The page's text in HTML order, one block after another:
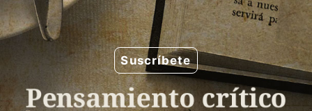
Saltar
al
contenido
Suscríbete